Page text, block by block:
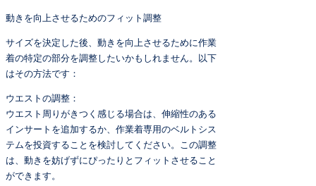
動きを向上させるためのフィット調整
サイズを決定した後、動きを向上させるために作業
着の特定の部分を調整したいかもしれません。以下
はその方法です：
ウエストの調整：
ウエスト周りがきつく感じる場合は、伸縮性のある
インサートを追加するか、作業着専用のベルトシス
テムを投資することを検討してください。この調整
は、動きを妨げずにぴったりとフィットさせること
ができます。